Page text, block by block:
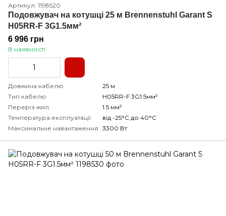
Артикул: 1198520
Подовжувач на котушці 25 м Brennenstuhl Garant S
H05RR-F 3G1.5мм²
6 996 грн
В наявності
Довжина кабелю
25 м
Тип кабелю
H05RR-F 3G1.5мм²
Переріз жил
1.5 мм²
Температура експлуатації
від -25°С до 40°С
Максимальне навантаження 3300 Вт